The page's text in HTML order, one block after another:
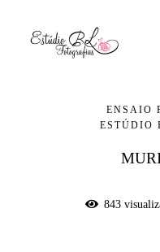
ENSAIO
ESTÚDIO
843